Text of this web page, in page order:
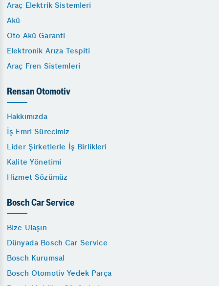
Araç Elektrik Sistemleri
Akü
Oto Akü Garanti
Elektronik Arıza Tespiti
Araç Fren Sistemleri
Rensan Otomotiv
Hakkımızda
İş Emri Sürecimiz
Lider Şirketlerle İş Birlikleri
Kalite Yönetimi
Hizmet Sözümüz
Bosch Car Service
Bize Ulaşın
Dünyada Bosch Car Service
Bosch Kurumsal
Bosch Otomotiv Yedek Parça